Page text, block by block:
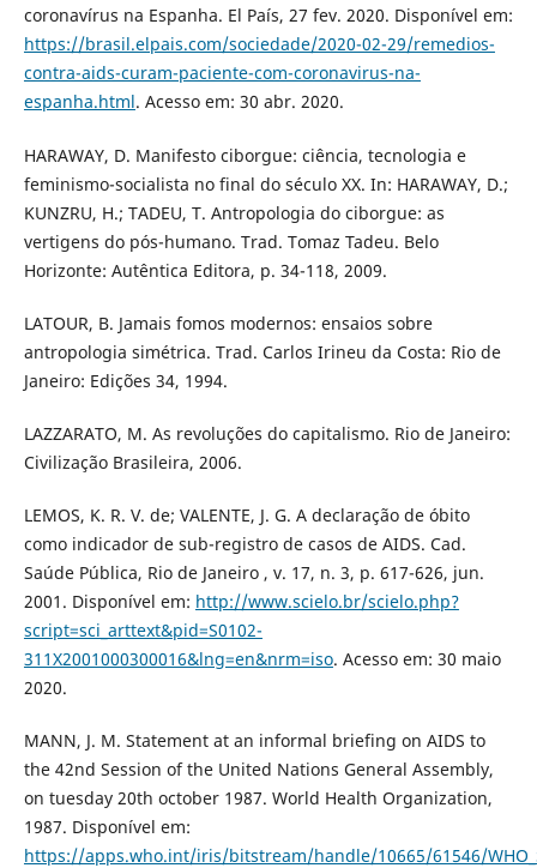
coronavírus na Espanha. El País, 27 fev. 2020. Disponível em:
https://brasil.elpais.com/sociedade/2020-02-29/remedios-
contra-aids-curam-paciente-com-coronavirus-na-
espanha.html. Acesso em: 30 abr. 2020.
HARAWAY, D. Manifesto ciborgue: ciência, tecnologia e
feminismo-socialista no final do século XX. In: HARAWAY, D.;
KUNZRU, H.; TADEU, T. Antropologia do ciborgue: as
vertigens do pós-humano. Trad. Tomaz Tadeu. Belo
Horizonte: Autêntica Editora, p. 34-118, 2009.
LATOUR, B. Jamais fomos modernos: ensaios sobre
antropologia simétrica. Trad. Carlos Irineu da Costa: Rio de
Janeiro: Edições 34, 1994.
LAZZARATO, M. As revoluções do capitalismo. Rio de Janeiro:
Civilização Brasileira, 2006.
LEMOS, K. R. V. de; VALENTE, J. G. A declaração de óbito
como indicador de sub-registro de casos de AIDS. Cad.
Saúde Pública, Rio de Janeiro , v. 17, n. 3, p. 617-626, jun.
2001. Disponível em: http://www.scielo.br/scielo.php?
script=sci_arttext&pid=S0102-
311X2001000300016&lng=en&nrm=iso. Acesso em: 30 maio
2020.
MANN, J. M. Statement at an informal briefing on AIDS to
the 42nd Session of the United Nations General Assembly,
on tuesday 20th october 1987. World Health Organization,
1987. Disponível em:
https://apps.who.int/iris/bitstream/handle/10665/61546/